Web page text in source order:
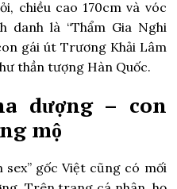
chiều cao 170cm và vóc
danh là “Thẩm Gia Nghi
gái út Trương Khải Lâm
thần tượng Hàn Quốc.
dượng – con
mộ
sex” gốc Việt cũng có mối